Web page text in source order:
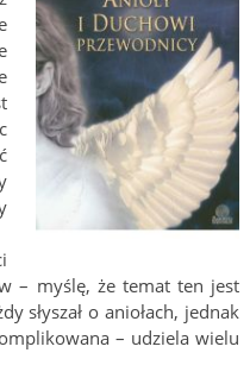
– myślę, że temat ten jest
słyszał o aniołach, jednak
– udziela wielu